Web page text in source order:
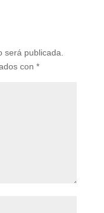
publicada.
con *